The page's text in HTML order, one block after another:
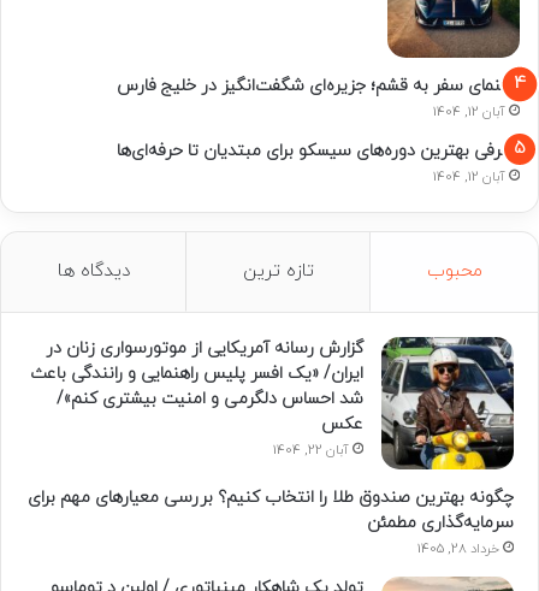
راهنمای سفر به قشم؛ جزیره‌ای شگفت‌انگیز در خلیج فارس
آبان 12, 1404
معرفی بهترین دوره‌های سیسکو برای مبتدیان تا حرفه‌ای‌ها
آبان 12, 1404
محبوب تازه ترین دیدگاه ها
گزارش رسانه آمریکایی از موتورسواری زنان در
ایران/ «یک افسر پلیس راهنمایی و رانندگی باعث
شد احساس دلگرمی و امنیت بیشتری کنم»/
عکس
آبان 22, 1404
چگونه بهترین صندوق طلا را انتخاب کنیم؟ بررسی معیارهای مهم برای
سرمایه‌گذاری مطمئن
خرداد 28, 1405